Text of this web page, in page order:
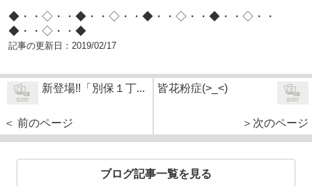
◆・・◇・・◆・・◇・・◆・・◇・・◆・・◇・・
◆・・◇・・◆
記事の更新日： 2019/02/17
新登場!!「別保１丁...
＜ 前のページ
皆花粉症(>_<)
＞次のページ
ブログ記事一覧を見る